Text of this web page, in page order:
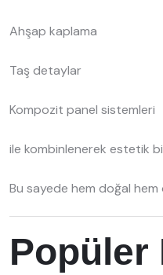
Ahşap kaplama
Taş detaylar
Kompozit panel sistemleri
ile kombinlenerek estetik
Bu sayede hem doğal
Popüler